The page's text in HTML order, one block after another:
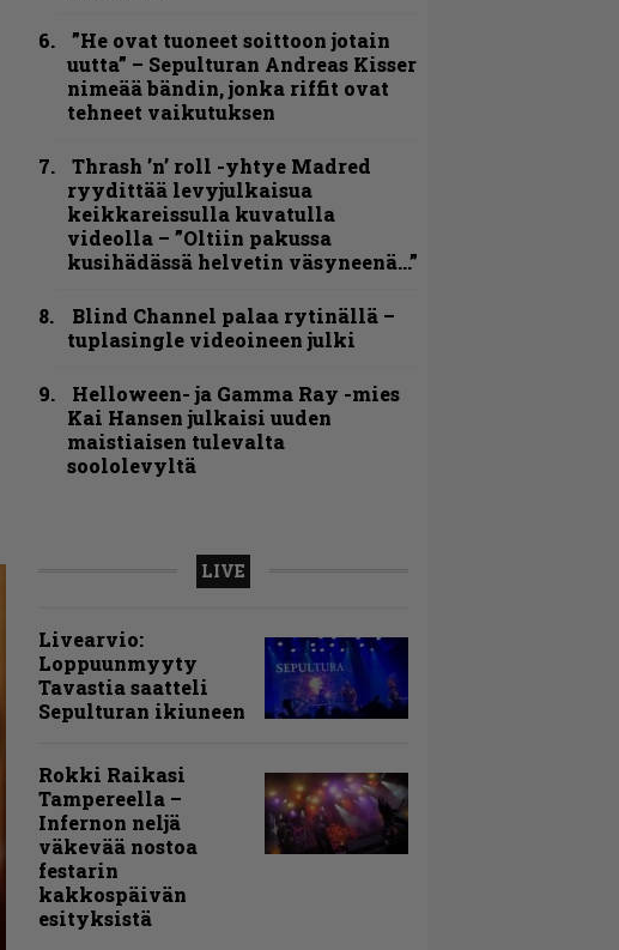
”He ovat tuoneet soittoon jotain
uutta” – Sepulturan Andreas Kisser
nimeää bändin, jonka riffit ovat
tehneet vaikutuksen
Thrash ’n’ roll -yhtye Madred
ryydittää levyjulkaisua
keikkareissulla kuvatulla
videolla – ”Oltiin pakussa
kusihädässä helvetin väsyneenä…”
Blind Channel palaa rytinällä –
tuplasingle videoineen julki
Helloween- ja Gamma Ray -mies
Kai Hansen julkaisi uuden
maistiaisen tulevalta
soololevyltä
LIVE
Livearvio:
Loppuunmyyty
Tavastia saatteli
Sepulturan ikiuneen
Rokki Raikasi
Tampereella –
Infernon neljä
väkevää nostoa
festarin
kakkospäivän
esityksistä